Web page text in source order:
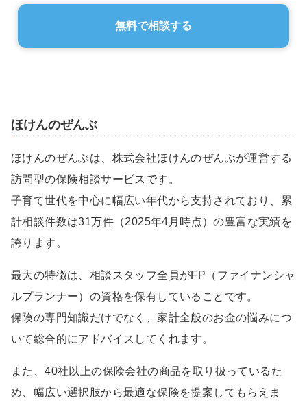
無料で相談する
ほけんのぜんぶ
ほけんのぜんぶは、株式会社ほけんのぜんぶが運営する
訪問型の保険相談サービスです。
子育て世代を中心に幅広い年代から支持されており、累
計相談件数は31万件（2025年4月時点）の豊富な実績を
誇ります。
最大の特徴は、相談スタッフ全員がFP（ファイナンシャ
ルプランナー）の資格を保有していることです。
保険の専門知識だけでなく、家計全般のお金の悩みにつ
いて総合的にアドバイスしてくれます。
また、40社以上の保険会社の商品を取り扱っているた
め、幅広い選択肢から最適な保険を提案してもらえま